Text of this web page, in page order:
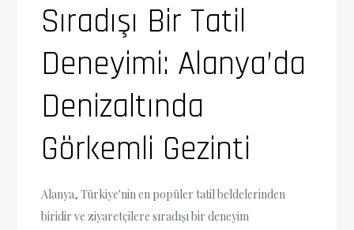
Sıradışı Bir Tatil
Deneyimi: Alanya’da
Denizaltında
Görkemli Gezinti
Alanya, Türkiye'nin en popüler tatil beldelerinden
biridir ve ziyaretçilere sıradışı bir deneyim